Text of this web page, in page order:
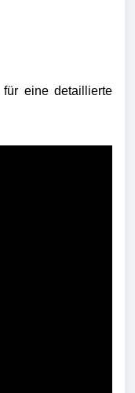
eine detaillierte